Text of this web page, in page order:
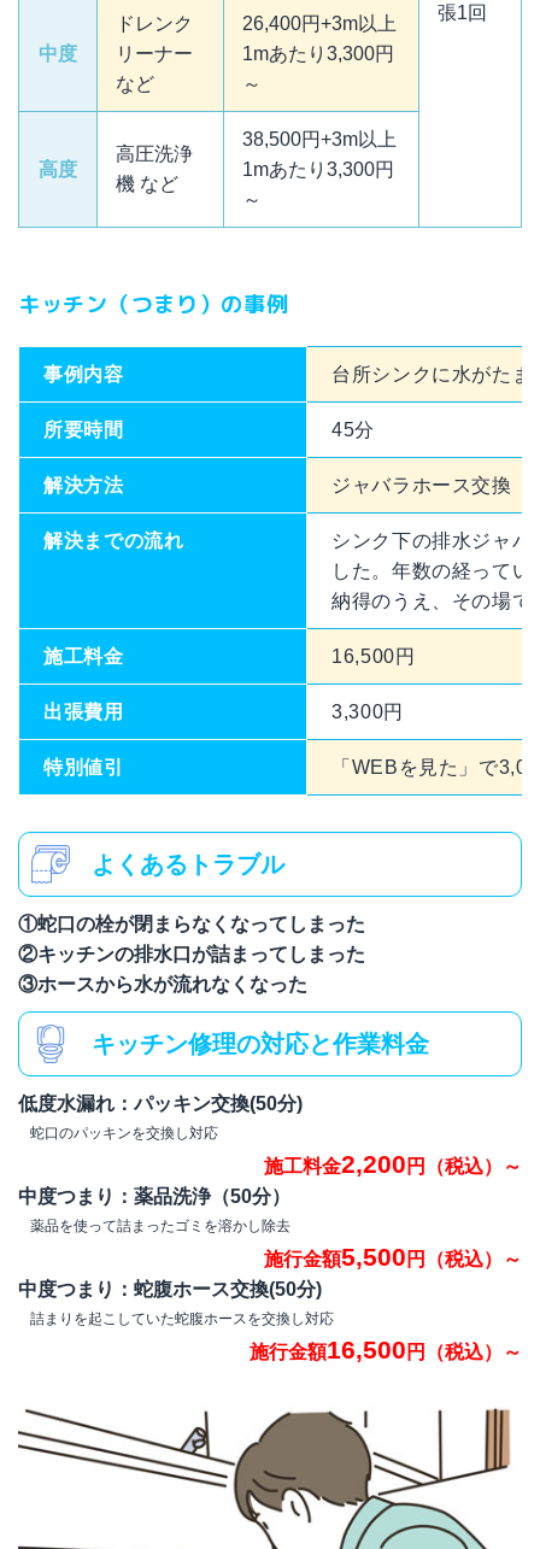
張1回
中度
ドレンク
リーナー
など
26,400円+3m以上
1mあたり3,300円
～
高度
高圧洗浄
機 など
38,500円+3m以上
1mあたり3,300円
～
キッチン（つまり）の事例
事例内容 台所シンクに水がたま
所要時間 45分
解決方法 ジャバラホース交換
解決までの流れ
シンク下の排水ジャ
した。年数の経って
納得のうえ、その場で
施工料金 16,500円
出張費用 3,300円
特別値引 「WEBを見た」で
よくあるトラブル
①蛇口の栓が閉まらなくなってしまった
②キッチンの排水口が詰まってしまった
③ホースから水が流れなくなった
キッチン修理の対応と作業料金
低度水漏れ：パッキン交換(50分)
蛇口のパッキンを交換し対応
施工料金2,200 円（税込）～
中度つまり：薬品洗浄（50分）
薬品を使って詰まったゴミを溶かし除去
施行金額5,500 円（税込）～
中度つまり：蛇腹ホース交換(50分)
詰まりを起こしていた蛇腹ホースを交換し対応
施行金額16,500 円（税込）～